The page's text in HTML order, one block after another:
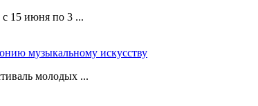
15 июня по 3 ...
музыкальному искусству
молодых ...